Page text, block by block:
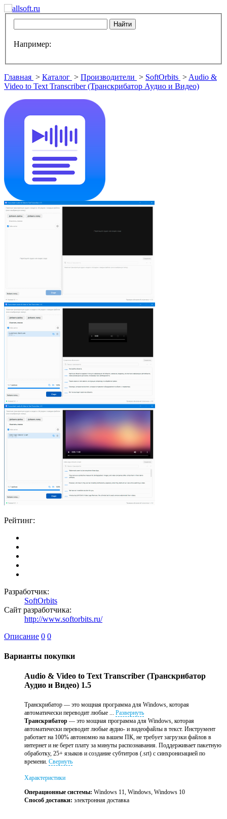
Например:
Главная > Каталог > Производители > SoftOrbits > Audio &
Video to Text Transcriber (Транскрибатор Аудио и Видео)
Рейтинг:
Разработчик:
SoftOrbits
Сайт разработчика:
http://www.softorbits.ru/
Описание 0 0
Варианты покупки
Audio & Video to Text Transcriber (Транскрибатор
Аудио и Видео) 1.5
Транскрибатор — это мощная программа для Windows, которая
автоматически переводит любые ... Развернуть
Транскрибатор — это мощная программа для Windows, которая
автоматически переводит любые аудио- и видеофайлы в текст. Инструмент
работает на 100% автономно на вашем ПК, не требует загрузки файлов в
интернет и не берет плату за минуты распознавания. Поддерживает пакетную
обработку, 25+ языков и создание субтитров (.srt) с синхронизацией по
времени. Свернуть
Характеристики
Операционные системы: Windows 11, Windows, Windows 10
Способ доставки: электронная доставка